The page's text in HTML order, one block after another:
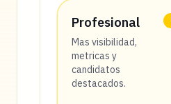
Profesional
Mas visibilidad,
metricas y
candidatos
destacados.